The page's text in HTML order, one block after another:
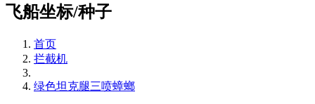
飞船坐标/种子
首页
拦截机
绿色坦克腿三喷蟑螂